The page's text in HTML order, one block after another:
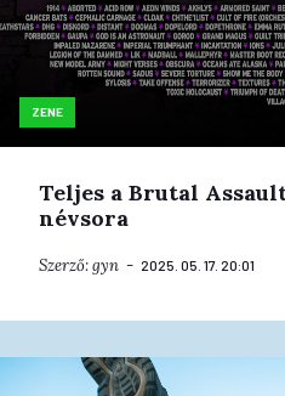
ZENE
Teljes a Brutal
névsora
Szerző:gyn 2025. 05. 17. 20:01